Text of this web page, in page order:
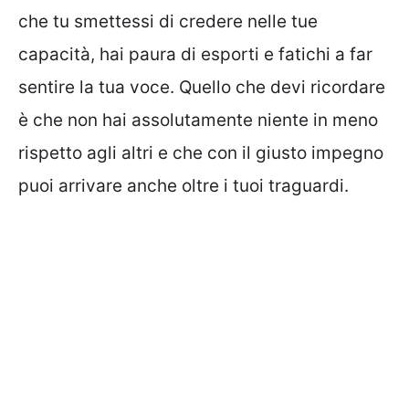
che tu smettessi di credere nelle tue
capacità, hai paura di esporti e fatichi a far
sentire la tua voce. Quello che devi ricordare
è che non hai assolutamente niente in meno
rispetto agli altri e che con il giusto impegno
puoi arrivare anche oltre i tuoi traguardi.